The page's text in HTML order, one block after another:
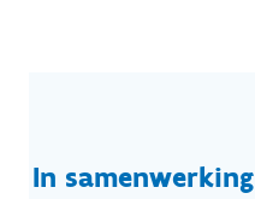
In